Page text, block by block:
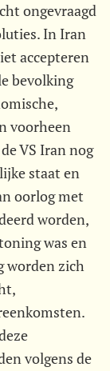
ongevraagd
In Iran
accepteren
bevolking
voorheen
VS Iran nog
staat en
oorlog met
worden,
was en
worden zich
volgens de